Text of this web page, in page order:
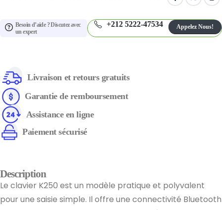
Besoin d’aide ? Discutez avec
un expert
+212 5222-47534 Appelez Nous!
Livraison et retours gratuits
Garantie de remboursement
Assistance en ligne
Paiement sécurisé
Description
Le clavier K250 est un modèle pratique et polyvalent
pour une saisie simple. Il offre une connectivité Bluetooth